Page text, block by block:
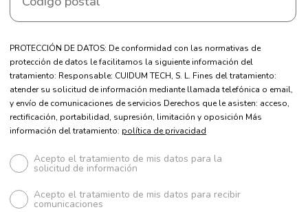
PROTECCIÓN DE DATOS: De conformidad con las normativas de
protección de datos le facilitamos la siguiente información del
tratamiento: Responsable: CUIDUM TECH, S. L. Fines del tratamiento:
atender su solicitud de información mediante llamada telefónica o email,
y envío de comunicaciones de servicios Derechos que le asisten: acceso,
rectificación, portabilidad, supresión, limitación y oposición Más
información del tratamiento: política de privacidad
Acepto el tratamiento de mis datos para la
solicitud de información
Acepto el tratamiento de mis datos para recibir
comunicaciones